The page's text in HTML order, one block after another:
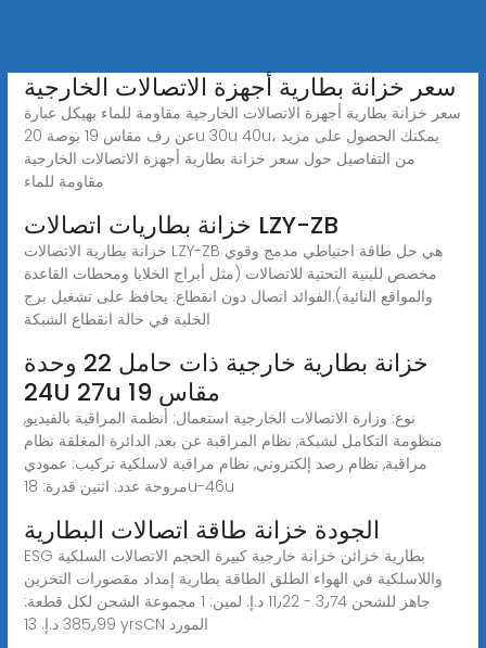
سعر خزانة بطارية أجهزة الاتصالات الخارجية
سعر خزانة بطارية أجهزة الاتصالات الخارجية مقاومة للماء بهيكل عبارة
عن رف مقاس 19 بوصة 20u 30u 40u، يمكنك الحصول على مزيد
من التفاصيل حول سعر خزانة بطارية أجهزة الاتصالات الخارجية
مقاومة للماء
خزانة بطاريات اتصالات LZY-ZB
خزانة بطارية الاتصالات LZY-ZB هي حل طاقة احتياطي مدمج وقوي
مخصص للبنية التحتية للاتصالات (مثل أبراج الخلايا ومحطات القاعدة
والمواقع النائية).الفوائد اتصال دون انقطاع: يحافظ على تشغيل برج
الخلية في حالة انقطاع الشبكة
خزانة بطارية خارجية ذات حامل 22 وحدة
24U 27u مقاس 19
نوع: وزارة الاتصالات الخارجية استعمال: أنظمة المراقبة بالفيديو,
منظومة التكامل لشبكة, نظام المراقبة عن بعد, الدائرة المغلقة نظام
مراقبة, نظام رصد إلكتروني, نظام مراقبة لاسلكية تركيب: عمودي
مروحة عدد: اثنين قدرة: 18u-46u
الجودة خزانة طاقة اتصالات البطارية
ESG بطارية خزائن خزانة خارجية كبيرة الحجم الاتصالات السلكية
واللاسلكية في الهواء الطلق الطاقة بطارية إمداد مقصورات التخزين
جاهز للشحن ‏3٫74 - ‏11٫22 د.إ.‏ لمين: 1 مجموعة الشحن لكل قطعة:
‏385٫99 د.إ.‏ 13 yrsCN المورد